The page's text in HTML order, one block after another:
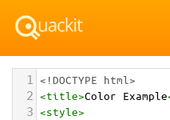
1 <!DOCTYPE html>
2 <title>Color Example
3 <style>